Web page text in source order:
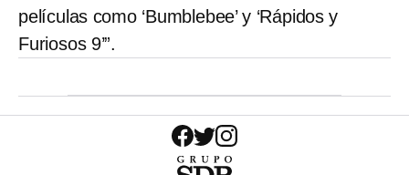
películas como ‘Bumblebee’ y ‘Rápidos y
Furiosos 9’”.